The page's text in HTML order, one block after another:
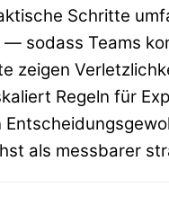
Schritte
sodass Teams
zeigen
Regeln für
als messbarer